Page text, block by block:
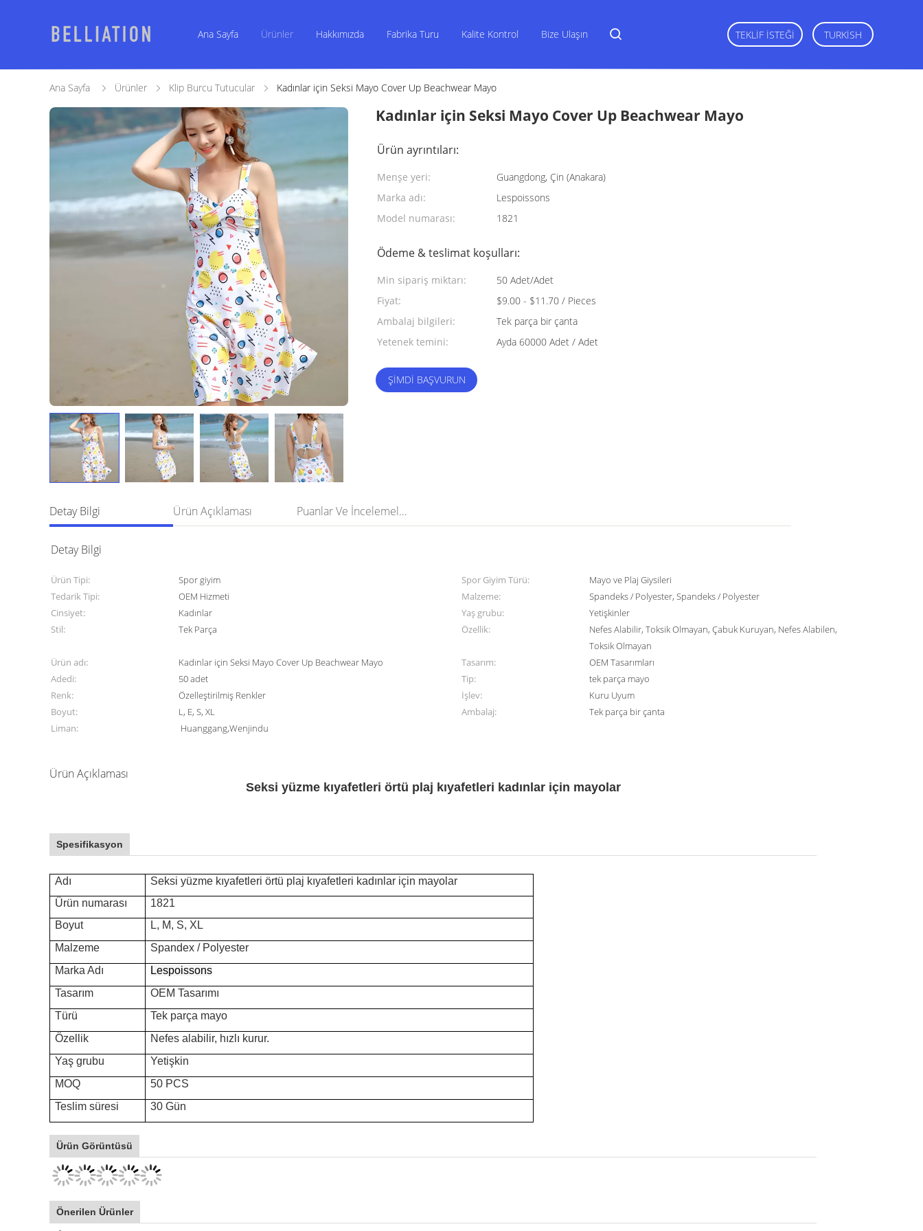
Ana Sayfa Ürünler Hakkımızda Fabrika Turu Kalite Kontrol Bize Ulaşın TEKLIF ISTEĞI TURKISH
Ana Sayfa Ürünler Klip Burcu Tutucular Kadınlar için Seksi Mayo Cover Up Beachwear Mayo
Kadınlar için Seksi Mayo Cover Up Beachwear Mayo
Ürün ayrıntıları:
Menşe yeri:
Guangdong, Çin (Anakara)
Marka adı:
Lespoissons
Model numarası:
1821
Ödeme & teslimat koşulları:
Min sipariş miktarı:
50 Adet/Adet
Fiyat:
$9.00 - $11.70 / Pieces
Ambalaj bilgileri:
Tek parça bir çanta
Yetenek temini:
Ayda 60000 Adet / Adet
ŞIMDI BAŞVURUN
Detay Bilgi Ürün Açıklaması Puanlar Ve İncelemeler
Detay Bilgi
Ürün Tipi: Spor giyim Spor Giyim Türü:
Mayo ve Plaj Giysileri
Tedarik Tipi:
OEM Hizmeti Malzeme:
Spandeks / Polyester, Spandeks / Polyester
Cinsiyet:
Kadınlar Yaş grubu:
Yetişkinler
Stil:
Tek Parça Özellik:
Nefes Alabilir, Toksik Olmayan, Çabuk Kuruyan, Nefes Alabilen,
Toksik Olmayan
Ürün adı:
Kadınlar için Seksi Mayo Cover Up Beachwear Mayo Tasarım:
OEM Tasarımları
Adedi:
50 adet Tip:
tek parça mayo
Renk:
Özelleştirilmiş Renkler İşlev:
Kuru Uyum
Boyut:
L, E, S, XL Ambalaj:
Tek parça bir çanta
Liman:
Huanggang,Wenjindu
Ürün Açıklaması
Seksi yüzme kıyafetleri örtü plaj kıyafetleri kadınlar için mayolar
Spesifikasyon
Adı
Seksi yüzme kıyafetleri örtü plaj kıyafetleri kadınlar için mayolar
Ürün numarası
1821
Boyut
L, M, S, XL
Malzeme
Spandex / Polyester
Marka Adı
Lespoissons
Tasarım
OEM Tasarımı
Türü
Tek parça mayo
Özellik
Nefes alabilir, hızlı kurur.
Yaş grubu
Yetişkin
MOQ
50 PCS
Teslim süresi
30 Gün
Ürün Görüntüsü
Önerilen Ürünler